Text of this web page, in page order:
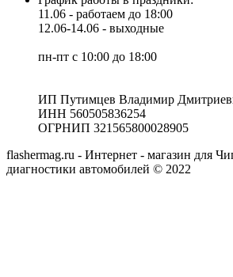
11.06 - работаем до 18:00
12.06-14.06 - выходные
пн-пт с 10:00 до 18:00
ИП Путимцев Владимир
ИНН 560505836254
ОГРНИП 321565800028905
flashermag.ru - Интернет - магазин для
диагностики автомобилей © 2022